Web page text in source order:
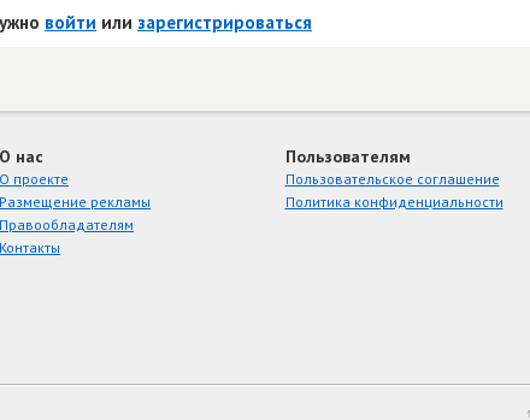
войти или зарегистрироваться
О нас
О проекте
Размещение рекламы
Правообладателям
Контакты
Пользователям
Пользовательское соглашение
Политика конфиденциальности